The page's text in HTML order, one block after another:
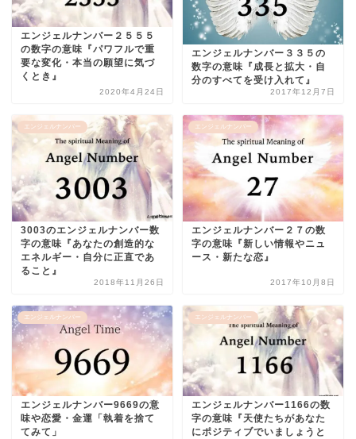
エンジェルナンバー２５５５
の数字の意味『パワフルで重
要な変化・本当の願望に気づ
くとき』
2020年4月24日
エンジェルナンバー３３５の
数字の意味『成長と拡大・自
分のすべてを受け入れて』
2017年12月7日
エンジェルナンバー
3003のエンジェルナンバー数
字の意味『あなたの創造的な
エネルギー・自分に正直であ
ること』
2018年11月26日
エンジェルナンバー
エンジェルナンバー２７の数
字の意味『新しい情報やニュ
ース・新たな恋』
2017年10月8日
エンジェルナンバー
エンジェルナンバー9669の意
味や恋愛・金運「執着を捨て
てみて」
エンジェルナンバー
エンジェルナンバー1166の数
字の意味『天使たちがあなた
にポジティブでいましょうと